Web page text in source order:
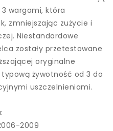
wargami, która
zmniejszając zużycie i
Niestandardowe
zostały przetestowane
oryginalne
żywotność od 3 do
uszczelnieniami.
2009